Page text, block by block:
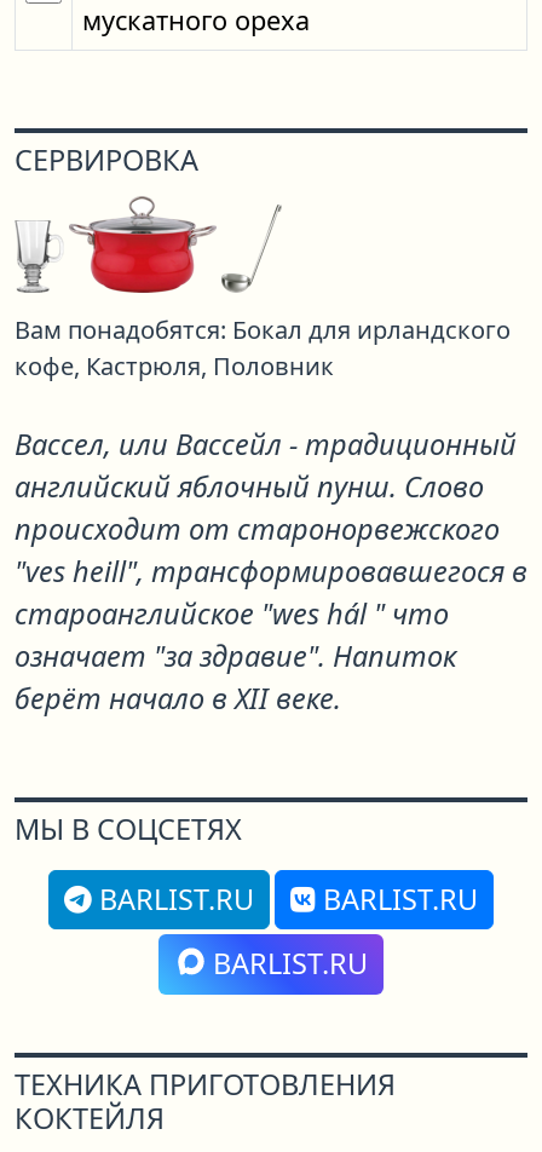
мускатного ореха
СЕРВИРОВКА
Вам понадобятся: Бокал для ирландского
кофе, Кастрюля, Половник
Вассел, или Вассейл - традиционный
английский яблочный пунш. Слово
происходит от старонорвежского
"ves heill", трансформировавшегося в
староанглийское "wes hál " что
означает "за здравие". Напиток
берёт начало в XII веке.
МЫ В СОЦСЕТЯХ
BARLIST.RU
BARLIST.RU
BARLIST.RU
ТЕХНИКА ПРИГОТОВЛЕНИЯ
КОКТЕЙЛЯ